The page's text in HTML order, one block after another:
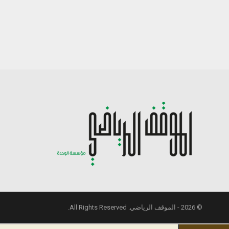
© 2026 - الموقف الرياضي. All Rights Reserved.